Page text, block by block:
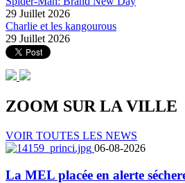
29 Juillet 2026
Charlie et les kangourous
29 Juillet 2026
ZOOM SUR LAVILLE
VOIR TOUTES LES NEWS
06-08-2026
La MEL placée en alerte